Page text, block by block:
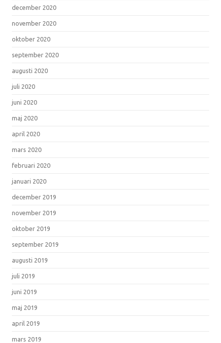
december 2020
november 2020
oktober 2020
september 2020
augusti 2020
juli 2020
juni 2020
maj 2020
april 2020
mars 2020
februari 2020
januari 2020
december 2019
november 2019
oktober 2019
september 2019
augusti 2019
juli 2019
juni 2019
maj 2019
april 2019
mars 2019